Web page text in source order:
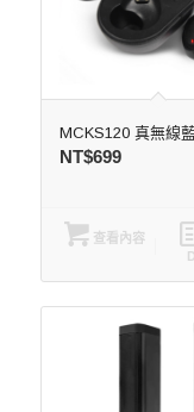
MCKS120 真無線
NT$699
查看內容